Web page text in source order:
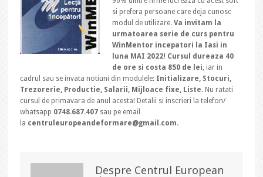
si prefera persoane care deja cunosc
modul de utilizare. Va invitam la
urmatoarea serie de curs pentru
WinMentor incepatori la Iasi in
luna MAI 2022! Cursul dureaza 40
de ore si costa 850 de lei, iar in
cadrul sau se invata notiuni din modulele: Initializare, Stocuri,
Trezorerie, Productie, Salarii, Mijloace fixe, Liste. Nu ratati
cursul de primavara de anul acesta! Detalii si inscrieri la telefon/
whatsapp 0748.687.407 sau pe email
la centruleuropeandeformare@gmail.com.
Despre Centrul European